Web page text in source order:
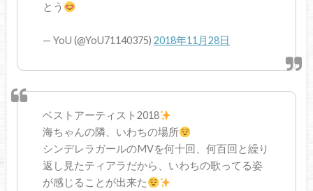
とう
— YoU (@YoU71140375)2018年11月28日
ベストアーティスト2018
海ちゃんの隣、いわちの場所
シンデレラガールのMVを何十回、何百回と繰り
返し見たティアラだから、いわちの歌ってる姿
が感じることが出来た